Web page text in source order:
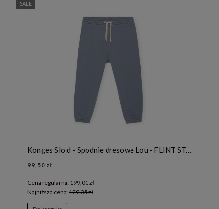
Konges Slojd - Spodnie dresowe Lou - FLINT STONE
99,50 zł
Cena regularna: 199,00 zł
Najniższa cena: 129,35 zł
SALE